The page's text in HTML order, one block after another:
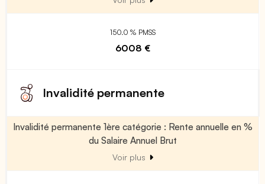
150.0 % PMSS
6008 €
Invalidité permanente
Invalidité permanente 1ère catégorie : Rente annuelle en %
du Salaire Annuel Brut
Voir plus